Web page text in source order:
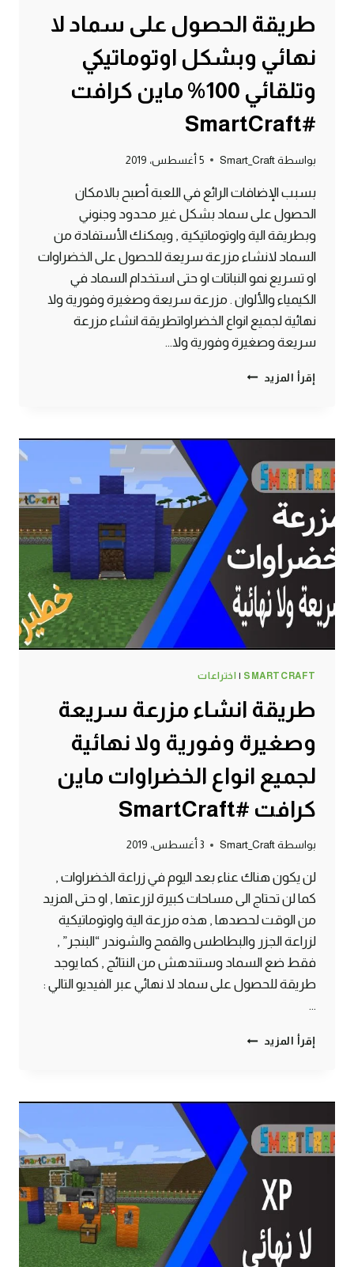
طريقة الحصول على سماد لا
نهائي وبشكل اوتوماتيكي
وتلقائي 100% ماين كرافت
#SmartCraft
بواسطة Smart_Craft 5 أغسطس، 2019
بسبب الإضافات الرائع في اللعبة أصبح بالامكان
الحصول على سماد بشكل غير محدود وجنوني
وبطريقة الية واوتوماتيكية , ويمكنك الأستفادة من
السماد لانشاء مزرعة سريعة للحصول على الخضراوات
او تسريع نمو النباتات او حتى استخدام السماد في
الكيمياء والألوان . مزرعة سريعة وصغيرة وفورية ولا
نهائية لجميع انواع الخضراواتطريقة انشاء مزرعة
سريعة وصغيرة وفورية ولا…
إقرأ المزيد طريقة
لا
نهائي
وبشكل
اوتوماتيكي
وتلقائي
100%
كرافت
#SMARTCRAFT
SMARTCRAFT
| اختراعات
طريقة انشاء مزرعة سريعة
وصغيرة وفورية ولا نهائية
لجميع انواع الخضراوات ماين
كرافت #SmartCraft
بواسطة Smart_Craft 3 أغسطس، 2019
لن يكون هناك عناء بعد اليوم في زراعة الخضراوات ,
كما لن تحتاج الى مساحات كبيرة لزرعتها , او حتى المزيد
من الوقت لحصدها , هذه مزرعة الية واوتوماتيكية
لزراعة الجزر والبطاطس والقمح والشوندر “البنجر” ,
فقط ضع السماد وستندهش من النتائج , كما يوجد
طريقة للحصول على سماد لا نهائي عبر الفيديو التالي :
…
إقرأ المزيد طريقة
وصغيرة
وفورية
ولا
نهائية
لجميع
انواع
الخضراوات
كرافت
#SMARTCRAFT